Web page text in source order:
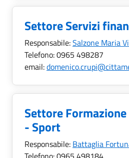
Settore Servizi
Responsabile:Salzone Maria
Telefono:0965 498287
email:
Settore
- Sport
Responsabile: Battaglia